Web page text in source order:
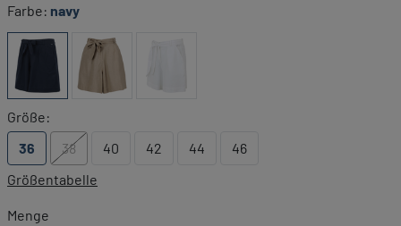
Farbe: navy
Größe:
36
38 40 42 44
46
Größentabelle
Menge